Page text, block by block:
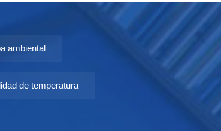
ambiental
de temperatura